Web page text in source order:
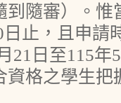
到隨審）。
止，且申請
21日至115年
資格之學生把